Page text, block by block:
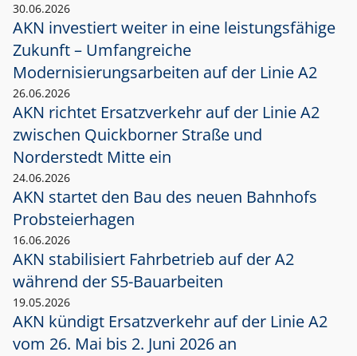
30.06.2026
AKN investiert weiter in eine leistungsfähige
Zukunft – Umfangreiche
Modernisierungsarbeiten auf der Linie A2
26.06.2026
AKN richtet Ersatzverkehr auf der Linie A2
zwischen Quickborner Straße und
Norderstedt Mitte ein
24.06.2026
AKN startet den Bau des neuen Bahnhofs
Probsteierhagen
16.06.2026
AKN stabilisiert Fahrbetrieb auf der A2
während der S5-Bauarbeiten
19.05.2026
AKN kündigt Ersatzverkehr auf der Linie A2
vom 26. Mai bis 2. Juni 2026 an